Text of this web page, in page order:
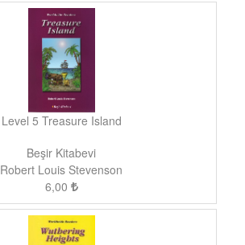
Level 5 Treasure Island
Beşir Kitabevi
Robert Louis Stevenson
6,00